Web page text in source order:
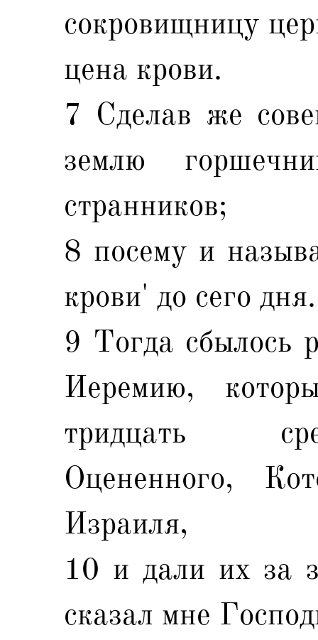
сокровищницу
цена крови.
7 Сделав же
землю
странников;
8 посему и
крови' до сего дня.
9 Тогда сбылось
Иеремию,
тридцать
Оцененного,
Израиля,
10 и дали их за
сказал мне